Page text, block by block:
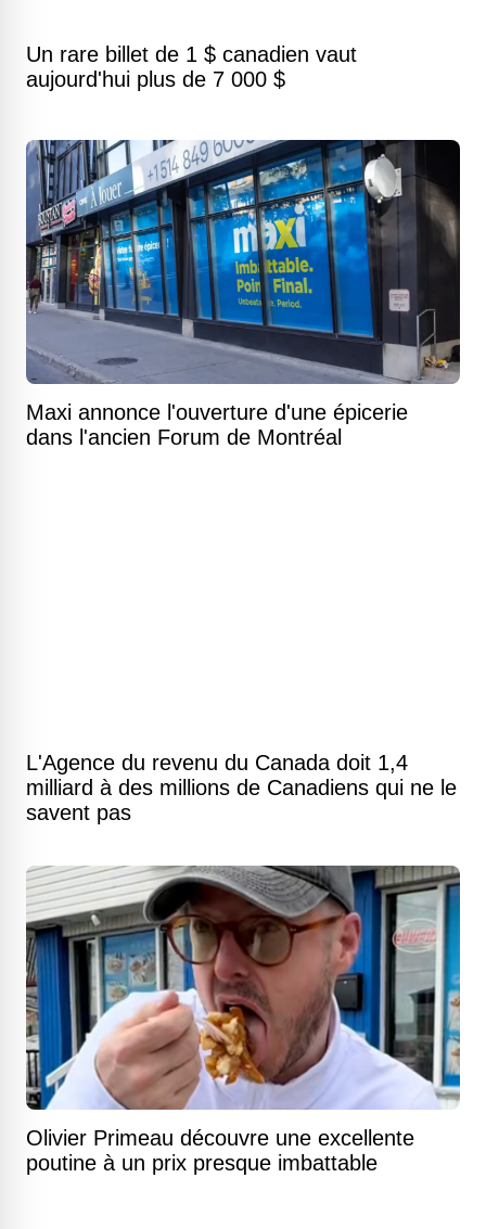
Un rare billet de 1 $ canadien vaut
aujourd'hui plus de 7 000 $
Maxi annonce l'ouverture d'une épicerie
dans l'ancien Forum de Montréal
L'Agence du revenu du Canada doit 1,4
milliard à des millions de Canadiens qui ne le
savent pas
Olivier Primeau découvre une excellente
poutine à un prix presque imbattable